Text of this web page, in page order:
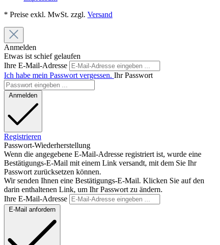
* Preise exkl. MwSt. zzgl. Versand
Anmelden
Etwas ist schief gelaufen
Ihre E-Mail-Adresse
Ich habe mein Passwort vergessen. Ihr Passwort
Anmelden
Registrieren
Passwort-Wiederherstellung
Wenn die angegebene E-Mail-Adresse registriert ist, wurde eine
Bestätigungs-E-Mail mit einem Link versandt, mit dem Sie Ihr
Passwort zurücksetzen können.
Wir senden Ihnen eine Bestätigungs-E-Mail. Klicken Sie auf den
darin enthaltenen Link, um Ihr Passwort zu ändern.
Ihre E-Mail-Adresse
E-Mail anfordern